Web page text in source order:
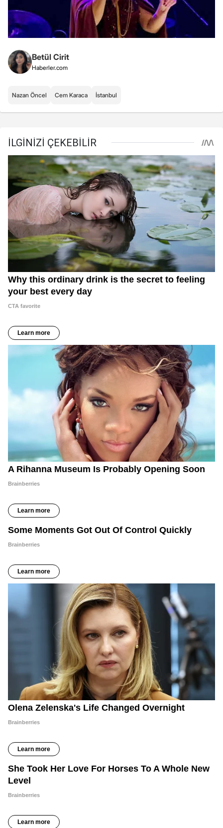
Betül Cirit
Haberler.com
Nazan Öncel Cem Karaca İstanbul